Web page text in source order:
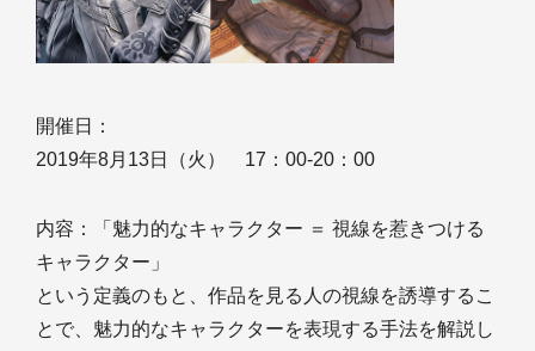
開催日：
2019年8月13日（火） 17：00-20：00
内容：「魅力的なキャラクター ＝ 視線を惹きつける
キャラクター」
という定義のもと、作品を見る人の視線を誘導するこ
とで、魅力的なキャラクターを表現する手法を解説し